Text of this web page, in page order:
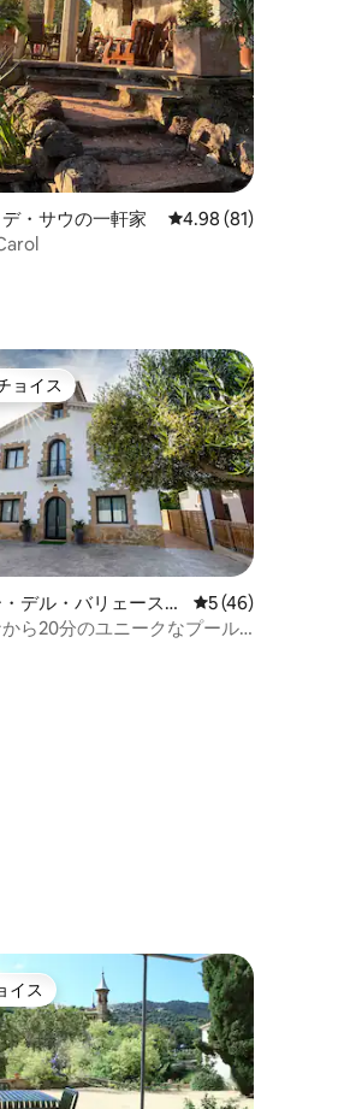
つ星の平均評価
・サウの一軒家 レビュー81件、5つ
4.98 (81)
つ星の平均評価
ストチョイスです。
ョイス
デル・バリェースの
レビュー46件、5
5 (46)
ら20分のユニークなプール
イス
イス